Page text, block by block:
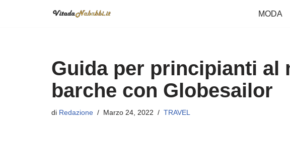
MODA
Guida per principianti al
barche con Globesailor
di Redazione Marzo 24, 2022 TRAVEL